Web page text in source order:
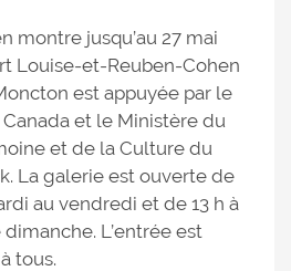
montre jusqu’au 27 mai
Louise-et-Reuben-Cohen
est appuyée par le
et le Ministère du
et de la Culture du
La galerie est ouverte de
au vendredi et de 13 h à
L’entrée est
tous.